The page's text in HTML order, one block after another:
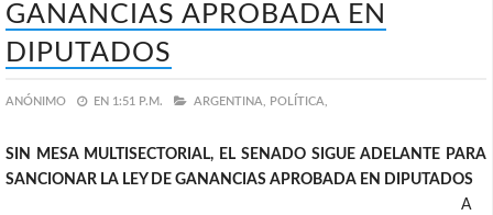
GANANCIAS APROBADA EN
DIPUTADOS
ANÓNIMO EN 1:51 P.M. ARGENTINA, POLÍTICA,
SIN MESA MULTISECTORIAL, EL SENADO SIGUE ADELANTE PARA
SANCIONAR LA LEY DE GANANCIAS APROBADA EN DIPUTADOS
A